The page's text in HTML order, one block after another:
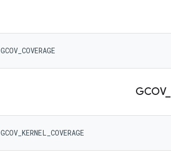
GCOV_COVERAGE
GCOV_
GCOV_KERNEL_COVERAGE